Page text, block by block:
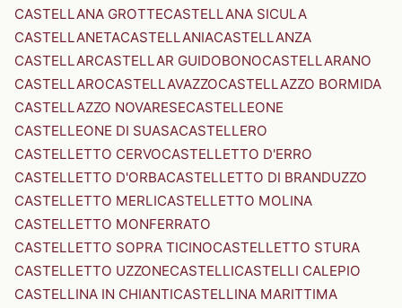
CASTELLANA GROTTECASTELLANA SICULA
CASTELLANETACASTELLANIACASTELLANZA
CASTELLARCASTELLAR GUIDOBONOCASTELLARANO
CASTELLAROCASTELLAVAZZOCASTELLAZZO BORMIDA
CASTELLAZZO NOVARESECASTELLEONE
CASTELLEONE DI SUASACASTELLERO
CASTELLETTO CERVOCASTELLETTO D'ERRO
CASTELLETTO D'ORBACASTELLETTO DI BRANDUZZO
CASTELLETTO MERLICASTELLETTO MOLINA
CASTELLETTO MONFERRATO
CASTELLETTO SOPRA TICINOCASTELLETTO STURA
CASTELLETTO UZZONECASTELLICASTELLI CALEPIO
CASTELLINA IN CHIANTICASTELLINA MARITTIMA